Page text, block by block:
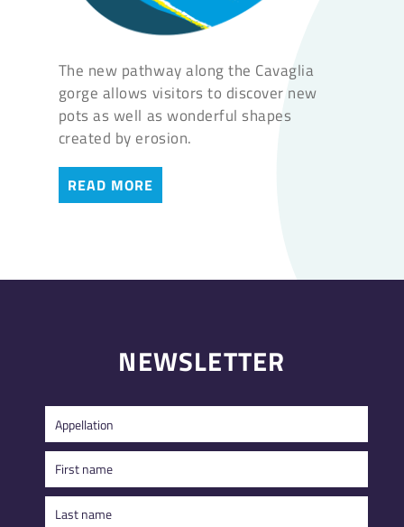
The new pathway along the Cavaglia
gorge allows visitors to discover new
pots as well as wonderful shapes
created by erosion.
READ MORE
NEWSLETTER